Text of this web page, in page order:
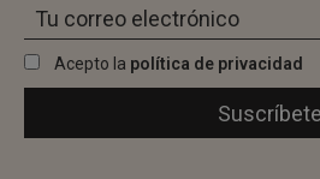
Acepto la política de privacidad